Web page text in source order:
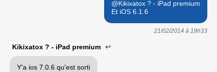
@Kikixatox ? - iPad premium
Et iOS 6.1.6
21/02/2014 à 19h33
Kikixatox ? - iPad premium ↩
Y'a ios 7.0.6 qu'est sorti